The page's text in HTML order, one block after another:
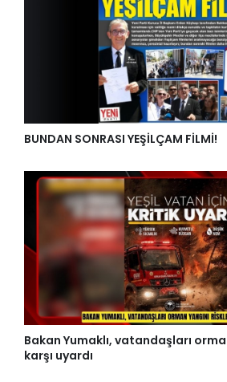
BUNDAN SONRASI YEŞİLÇAM FİLMİ!
Bakan Yumaklı, vatandaşları
karşı uyardı